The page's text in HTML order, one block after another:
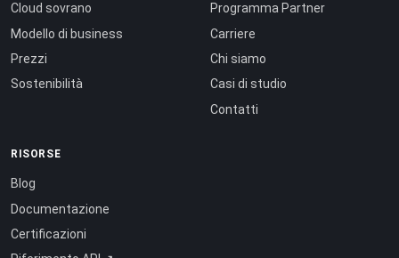
Cloud sovrano
Modello di business
Prezzi
Sostenibilità
Programma Partner
Carriere
Chi siamo
Casi di studio
Contatti
RISORSE
Blog
Documentazione
Certificazioni